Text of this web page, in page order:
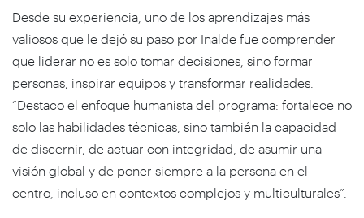
Desde su experiencia, uno de los aprendizajes más
valiosos que le dejó su paso por Inalde fue comprender
que liderar no es solo tomar decisiones, sino formar
personas, inspirar equipos y transformar realidades.
“Destaco el enfoque humanista del programa: fortalece no
solo las habilidades técnicas, sino también la capacidad
de discernir, de actuar con integridad, de asumir una
visión global y de poner siempre a la persona en el
centro, incluso en contextos complejos y multiculturales”.